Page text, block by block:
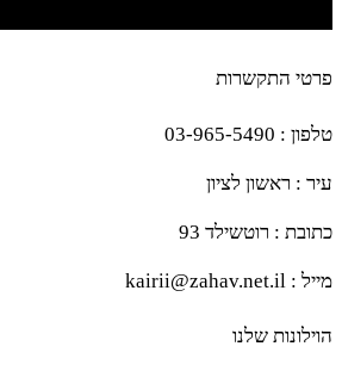
פרטי התקשרות
טלפון : 03-965-5490
עיר : ראשון לציון
כתובת : רוטשילד 93
מייל : kairii@zahav.net.il
הוילונות שלנו